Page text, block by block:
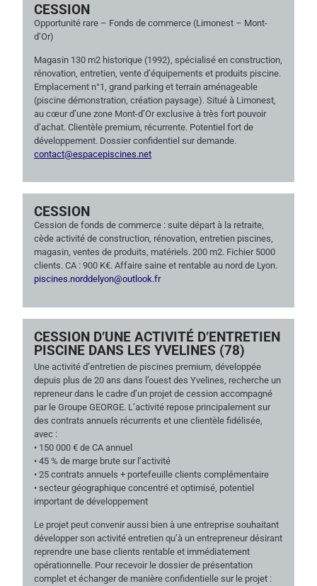
CESSION
Opportunité rare – Fonds de commerce (Limonest – Mont-
d’Or)
Magasin 130 m2 historique (1992), spécialisé en construction,
rénovation, entretien, vente d’équipements et produits piscine.
Emplacement n°1, grand parking et terrain aménageable
(piscine démonstration, création paysage). Situé à Limonest,
au cœur d’une zone Mont-d’Or exclusive à très fort pouvoir
d’achat. Clientèle premium, récurrente. Potentiel fort de
développement. Dossier confidentiel sur demande.
contact@espacepiscines.net
CESSION
Cession de fonds de commerce : suite départ à la retraite,
cède activité de construction, rénovation, entretien piscines,
magasin, ventes de produits, matériels. 200 m2. Fichier 5000
clients. CA : 900 K€. Affaire saine et rentable au nord de Lyon.
piscines.norddelyon@outlook.fr
CESSION D’UNE ACTIVITÉ D’ENTRETIEN
PISCINE DANS LES YVELINES (78)
Une activité d’entretien de piscines premium, développée
depuis plus de 20 ans dans l’ouest des Yvelines, recherche un
repreneur dans le cadre d’un projet de cession accompagné
par le Groupe GEORGE. L’activité repose principalement sur
des contrats annuels récurrents et une clientèle fidélisée,
avec :
• 150 000 € de CA annuel
• 45 % de marge brute sur l’activité
• 25 contrats annuels + portefeuille clients complémentaire
• secteur géographique concentré et optimisé, potentiel
important de développement
Le projet peut convenir aussi bien à une entreprise souhaitant
développer son activité entretien qu’à un entrepreneur désirant
reprendre une base clients rentable et immédiatement
opérationnelle. Pour recevoir le dossier de présentation
complet et échanger de manière confidentielle sur le projet :